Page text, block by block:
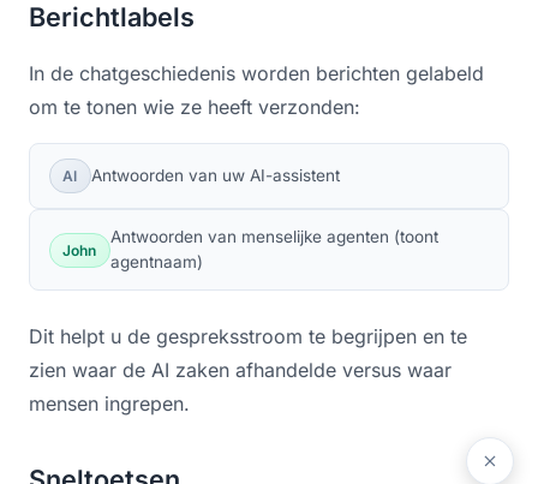
Berichtlabels
In de chatgeschiedenis worden berichten gelabeld
om te tonen wie ze heeft verzonden:
AI Antwoorden van uw AI-assistent
John
Antwoorden van menselijke agenten (toont
agentnaam)
Dit helpt u de gespreksstroom te begrijpen en te
zien waar de AI zaken afhandelde versus waar
mensen ingrepen.